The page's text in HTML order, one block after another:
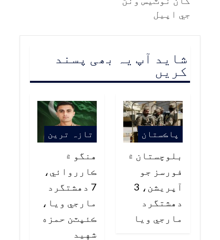
جي اپيل
شاید آپ یہ بھی پسند
کریں
پاڪستان
بلوچستان ۾
فورسز جو
آپريشن، 3
دهشتگرد
مارجي ويا
تازہ ترین
هنگو ۾
ڪارروائي،
7 دهشتگرد
مارجي ويا،
ڪئپٽن حمزه
شهيد